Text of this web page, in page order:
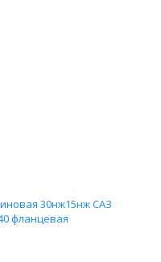
30нж15нж САЗ
фланцевая